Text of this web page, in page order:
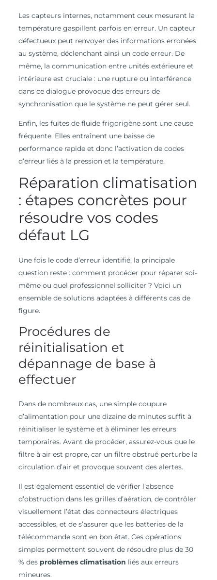
Les capteurs internes, notamment ceux mesurant la
température gaspillent parfois en erreur. Un capteur
défectueux peut renvoyer des informations erronées
au système, déclenchant ainsi un code erreur. De
même, la communication entre unités extérieure et
intérieure est cruciale : une rupture ou interférence
dans ce dialogue provoque des erreurs de
synchronisation que le système ne peut gérer seul.
Enfin, les fuites de fluide frigorigène sont une cause
fréquente. Elles entraînent une baisse de
performance rapide et donc l’activation de codes
d’erreur liés à la pression et la température.
Réparation climatisation
: étapes concrètes pour
résoudre vos codes
défaut LG
Une fois le code d’erreur identifié, la principale
question reste : comment procéder pour réparer soi-
même ou quel professionnel solliciter ? Voici un
ensemble de solutions adaptées à différents cas de
figure.
Procédures de
réinitialisation et
dépannage de base à
effectuer
Dans de nombreux cas, une simple coupure
d’alimentation pour une dizaine de minutes suffit à
réinitialiser le système et à éliminer les erreurs
temporaires. Avant de procéder, assurez-vous que le
filtre à air est propre, car un filtre obstrué perturbe la
circulation d’air et provoque souvent des alertes.
Il est également essentiel de vérifier l’absence
d’obstruction dans les grilles d’aération, de contrôler
visuellement l’état des connecteurs électriques
accessibles, et de s’assurer que les batteries de la
télécommande sont en bon état. Ces opérations
simples permettent souvent de résoudre plus de 30
% des problèmes climatisation liés aux erreurs
mineures.